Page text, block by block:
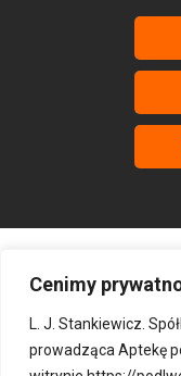
Cenimy
L. J. Stankiewicz.
prowadząca Aptekę
‹